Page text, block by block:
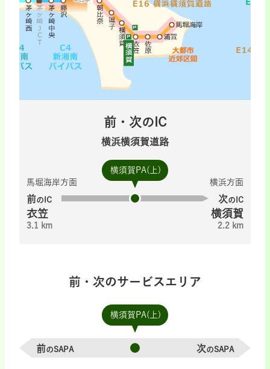
前・次のIC
横浜横須賀道路
横須賀PA(上)
馬堀海岸方面
前のIC
衣笠
3.1 km
横浜方面
次のIC
横須賀
2.2 km
前・次のサービスエリア
横須賀PA(上)
前のSAPA 次のSAPA